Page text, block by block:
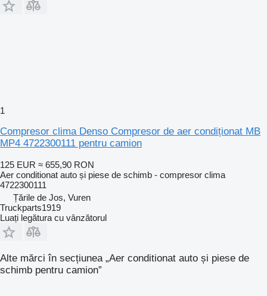
1
Compresor clima Denso Compresor de aer condiționat MB
MP4 4722300111 pentru camion
125 EUR ≈ 655,90 RON
Aer conditionat auto și piese de schimb - compresor clima
4722300111
Țările de Jos, Vuren
Truckparts1919
Luați legătura cu vânzătorul
Alte mărci în secțiunea „Aer conditionat auto și piese de
schimb pentru camion”